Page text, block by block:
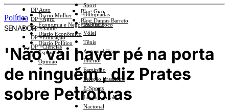
Sport
Olimpíadas
Basquete
Vôlei
Tênis
Automobilismo
Interior
Feminino
Seleção Brasileira
E-Sports
Internacional
Nacional
DP Auto
DP +Agro
DP +Saúde
DP +Educação
DP +Ciências
Diario Mulher
Economia e Negócios Em Foco
Diario Econômico
Diario Político
Esplanada
Opinião
Blog Giro
Blog Dantas Barreto
Política
SENADOR
'Não vai haver pé na porta
de ninguém', diz Prates
sobre Petrobras